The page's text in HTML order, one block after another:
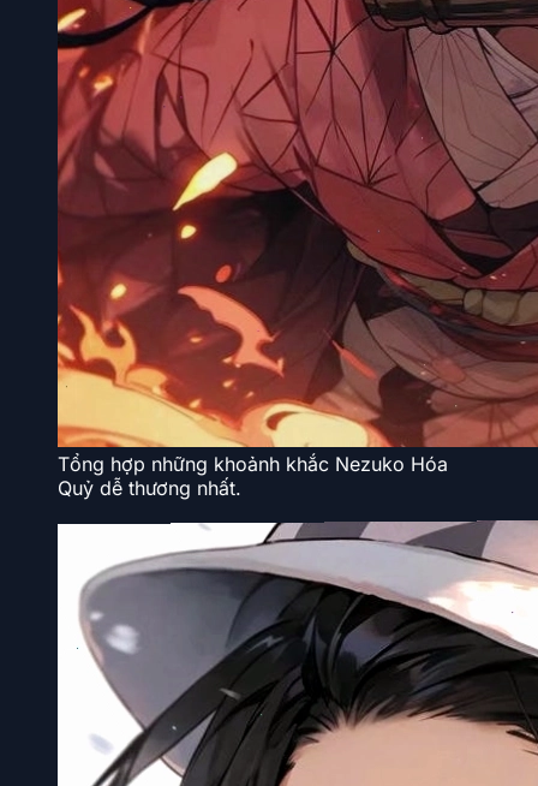
Tổng hợp những khoảnh khắc Nezuko Hóa
Quỷ dễ thương nhất.